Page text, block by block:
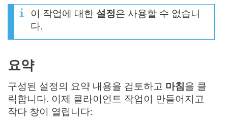
이 작업에 대한 설정은 사용할 수 없습니
다.
요약
구성된 설정의 요약 내용을 검토하고 마침을 클
릭합니다. 이제 클라이언트 작업이 만들어지고
작다 창이 열립니다: